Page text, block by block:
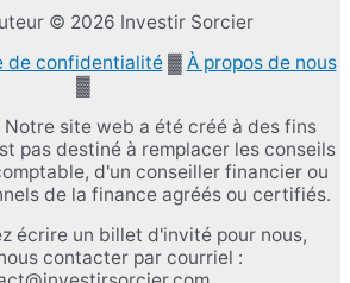
© 2026 Investir Sorcier
de confidentialité▓ À propos de nous
▓
Notre site web a été créé à des fins
pas destiné à remplacer les conseils
d'un conseiller financier ou
de la finance agréés ou certifiés.
écrire un billet d'invité pour nous,
contacter par courriel :